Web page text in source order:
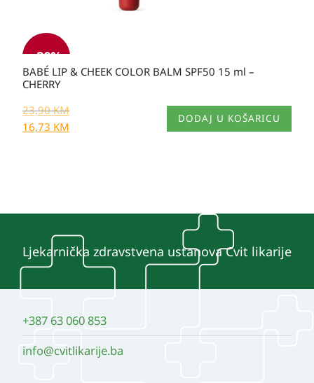
-30%
BABÉ LIP & CHEEK COLOR BALM SPF50 15 ml –
CHERRY
23,90KM
16,73 KM
DODAJ U KOŠARICU
Ljekarnička zdravstvena ustanova Cvit likarije
+387 63 060 853
info@cvitlikarije.ba